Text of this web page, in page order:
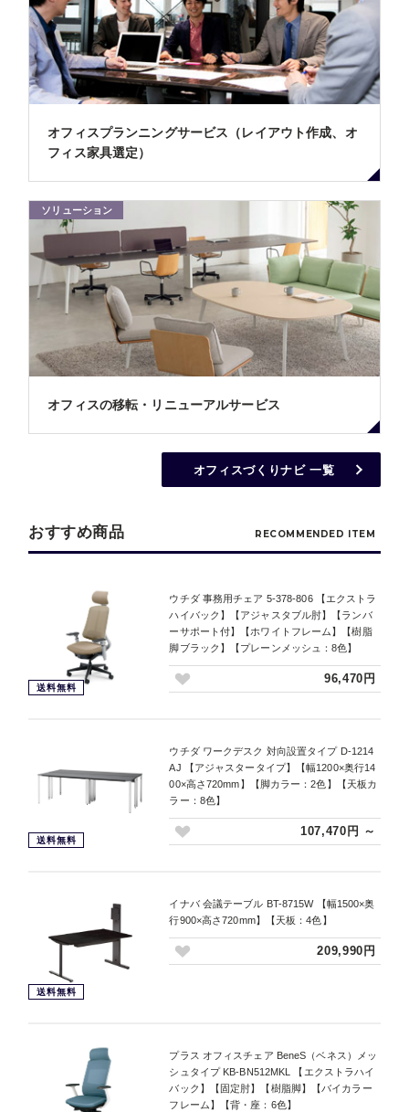
オフィスプランニングサービス（レイアウト作成、オ
フィス家具選定）
ソリューション
オフィスの移転・リニューアルサービス
オフィスづくりナビ 一覧
おすすめ商品 RECOMMENDED ITEM
送料無料
ウチダ 事務用チェア 5-378-806 【エクストラ
ハイバック】【アジャスタブル肘】【ランバ
ーサポート付】【ホワイトフレーム】【樹脂
脚ブラック】【プレーンメッシュ：8色】
96,470円
送料無料
ウチダ ワークデスク 対向設置タイプ D-1214
AJ 【アジャスタータイプ】【幅1200×奥行14
00×高さ720mm】【脚カラー：2色】【天板カ
ラー：8色】
107,470円 ～
送料無料
イナバ 会議テーブル BT-8715W 【幅1500×奥
行900×高さ720mm】【天板：4色】
209,990円
プラス オフィスチェア BeneS（ベネス）メッ
シュタイプ KB-BN512MKL 【エクストラハイ
バック】【固定肘】【樹脂脚】【バイカラー
フレーム】【背・座：6色】